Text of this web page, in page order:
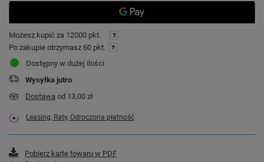
Możesz kupić za 12000 pkt.
Po zakupie otrzymasz 60 pkt.
Dostępny w dużej ilości
Wysyłka jutro
Dostawa od 13,00 zł
Leasing, Raty, Odroczona płatność
Pobierz kartę towaru w PDF